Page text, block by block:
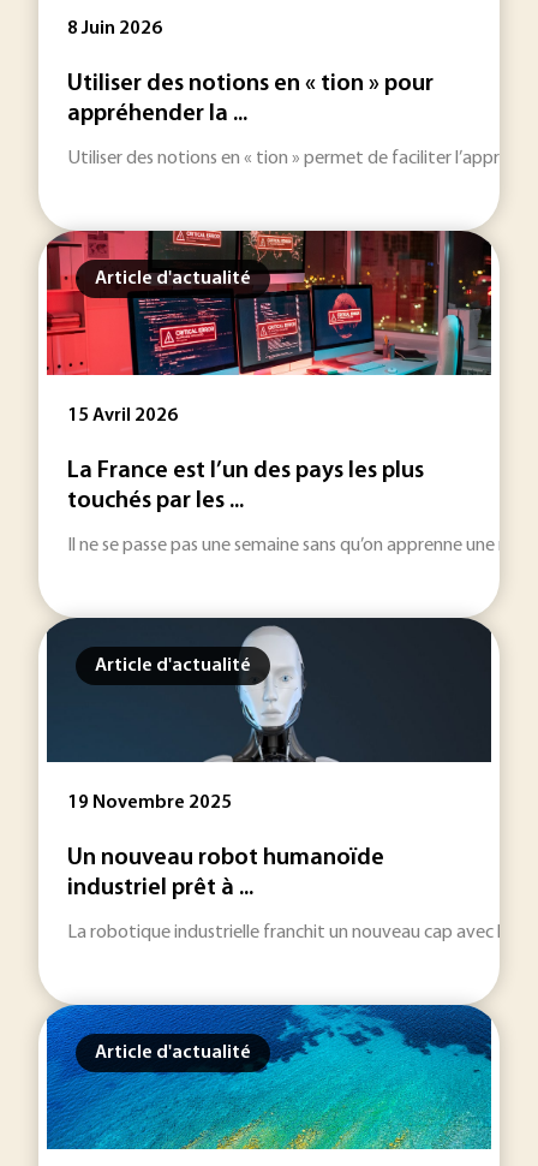
8 Juin 2026
Utiliser des notions en « tion » pour
appréhender la ...
Utiliser des notions en « tion » permet de faciliter
Article d'actualité
15 Avril 2026
La France est l’un des pays les plus
touchés par les ...
Il ne se passe pas une semaine sans qu’on apprenne une
Article d'actualité
19 Novembre 2025
Un nouveau robot humanoïde
industriel prêt à ...
La robotique industrielle franchit un nouveau cap avec
Article d'actualité